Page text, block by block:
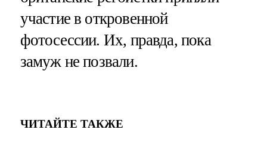
участие в откровенной
фотосессии. Их, правда, пока
замуж не позвали.
ЧИТАЙТЕ ТАКЖЕ